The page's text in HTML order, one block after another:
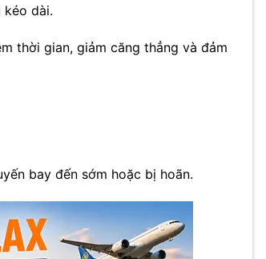
dài.
thời gian, giảm căng thẳng và đảm
bay đến sớm hoặc bị hoãn.